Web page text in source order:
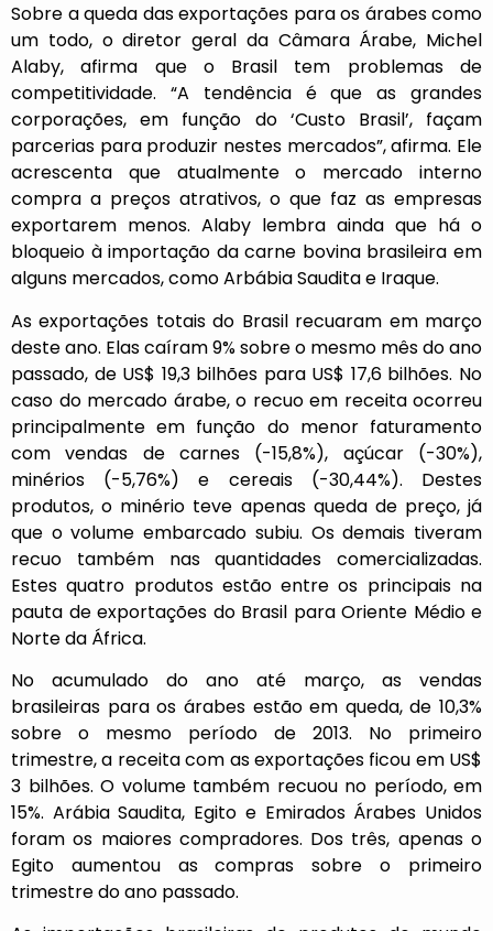
Sobre a queda das exportações para os árabes como
um todo, o diretor geral da Câmara Árabe, Michel
Alaby, afirma que o Brasil tem problemas de
competitividade. “A tendência é que as grandes
corporações, em função do ‘Custo Brasil’, façam
parcerias para produzir nestes mercados”, afirma. Ele
acrescenta que atualmente o mercado interno
compra a preços atrativos, o que faz as empresas
exportarem menos. Alaby lembra ainda que há o
bloqueio à importação da carne bovina brasileira em
alguns mercados, como Arbábia Saudita e Iraque.
As exportações totais do Brasil recuaram em março
deste ano. Elas caíram 9% sobre o mesmo mês do ano
passado, de US$ 19,3 bilhões para US$ 17,6 bilhões. No
caso do mercado árabe, o recuo em receita ocorreu
principalmente em função do menor faturamento
com vendas de carnes (-15,8%), açúcar (-30%),
minérios (-5,76%) e cereais (-30,44%). Destes
produtos, o minério teve apenas queda de preço, já
que o volume embarcado subiu. Os demais tiveram
recuo também nas quantidades comercializadas.
Estes quatro produtos estão entre os principais na
pauta de exportações do Brasil para Oriente Médio e
Norte da África.
No acumulado do ano até março, as vendas
brasileiras para os árabes estão em queda, de 10,3%
sobre o mesmo período de 2013. No primeiro
trimestre, a receita com as exportações ficou em US$
3 bilhões. O volume também recuou no período, em
15%. Arábia Saudita, Egito e Emirados Árabes Unidos
foram os maiores compradores. Dos três, apenas o
Egito aumentou as compras sobre o primeiro
trimestre do ano passado.